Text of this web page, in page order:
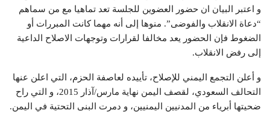
و اعتبر البيان ان حضور العضوين للجلسة تعد تماهيا مع من سماهم
“دعاة الانقلاب والفوضى”. منوها إلى أنه مهما كانت المبررات أو
الضغوط فإن الحضور يعد مخالفا لقرارات وتوجهات الاصلاح الداعية
إلى رفض الانقلاب.
و أعلن التجمع اليمني للإصلاح، تأييده لعاصفة الحزم، التي اعلن عنها
التحالف السعودي، لقصف اليمن نهاية مارس/آذار 2015، و التي راح
ضحيتها أبرياء من المدنيين اليمنيين، و دمرت البنى التحتية في اليمن.